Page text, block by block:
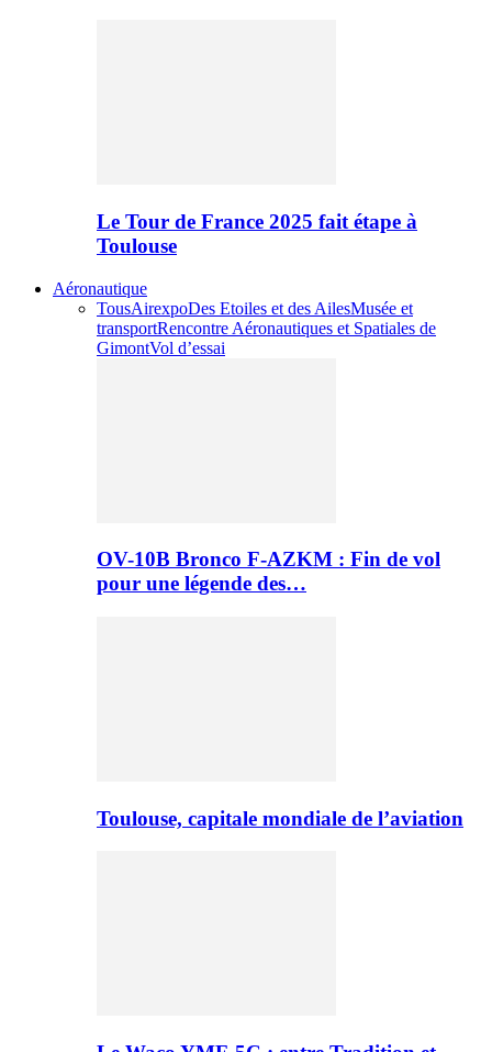
Le Tour de France 2025 fait étape à
Toulouse
Aéronautique
TousAirexpoDes Etoiles et des AilesMusée et
transportRencontre Aéronautiques et Spatiales de
GimontVol d’essai
OV-10B Bronco F-AZKM : Fin de vol
pour une légende des…
Toulouse, capitale mondiale de l’aviation